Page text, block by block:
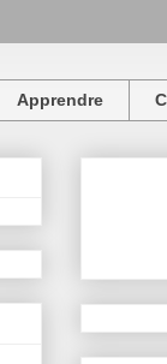
Apprendre